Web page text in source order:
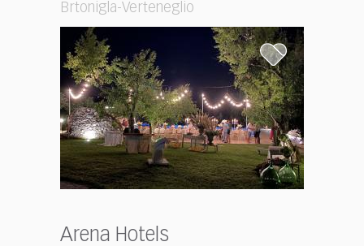
Brtonigla-Verteneglio
Arena Hotels